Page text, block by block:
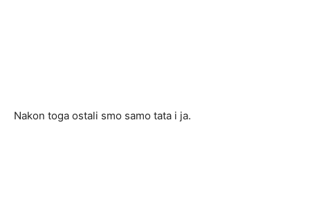
Nakon toga ostali smo samo tata i ja.